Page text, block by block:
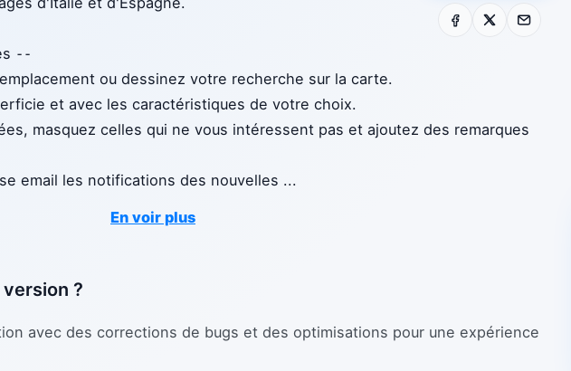
Facebook E-mail
⁃⁃
ou dessinez votre recherche sur la carte.
et avec les caractéristiques de votre choix.
masquez celles qui ne vous intéressent pas et ajoutez des remarques
email les notifications des nouvelles ...
En voir plus
?
avec des corrections de bugs et des optimisations pour une expérience